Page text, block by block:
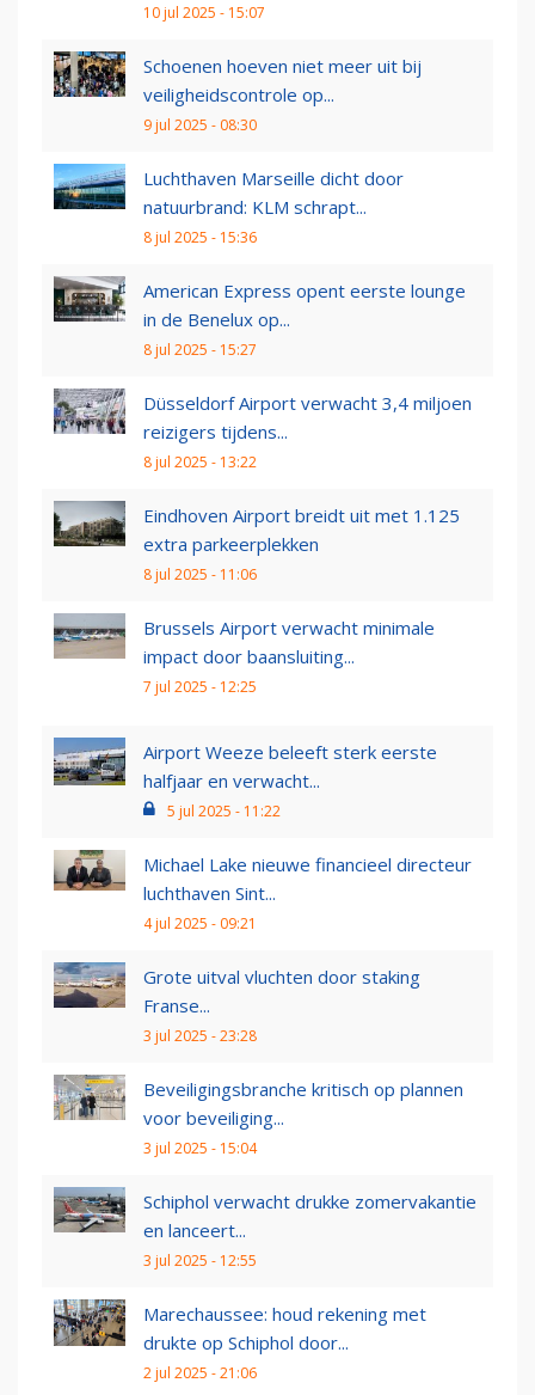
10 jul 2025 - 15:07
Schoenen hoeven niet meer uit bij
veiligheidscontrole op...
9 jul 2025 - 08:30
Luchthaven Marseille dicht door
natuurbrand: KLM schrapt...
8 jul 2025 - 15:36
American Express opent eerste lounge
in de Benelux op...
8 jul 2025 - 15:27
Düsseldorf Airport verwacht 3,4 miljoen
reizigers tijdens...
8 jul 2025 - 13:22
Eindhoven Airport breidt uit met 1.125
extra parkeerplekken
8 jul 2025 - 11:06
Brussels Airport verwacht minimale
impact door baansluiting...
7 jul 2025 - 12:25
Airport Weeze beleeft sterk eerste
halfjaar en verwacht...
5 jul 2025 - 11:22
Michael Lake nieuwe financieel directeur
luchthaven Sint...
4 jul 2025 - 09:21
Grote uitval vluchten door staking
Franse...
3 jul 2025 - 23:28
Beveiligingsbranche kritisch op plannen
voor beveiliging...
3 jul 2025 - 15:04
Schiphol verwacht drukke zomervakantie
en lanceert...
3 jul 2025 - 12:55
Marechaussee: houd rekening met
drukte op Schiphol door...
2 jul 2025 - 21:06